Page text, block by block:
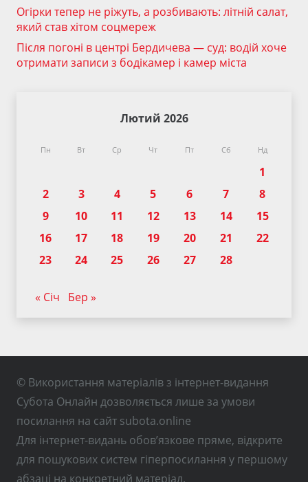
Огірки тепер не ріжуть, а розбивають: літній салат,
який став хітом соцмереж
Після погоні в центрі Бердичева — суд: водій хоче
отримати записи з бодікамер і камер міста
Лютий 2026
Пн Вт Ср Чт Пт Сб Нд
1
2
3 4 5 6 7
8
9
10 11 12 13 14
15
16
17 18 19 20 21
22
23
24 25 26 27 28
« Січ Бер »
© Використання матеріалів з інтернет-видання
Субота Онлайн дозволяється лише за умови
посилання на сайт subota.online
Для інтернет-видань обов’язкове пряме, відкрите
для пошукових систем гіперпосилання у першому
абзаці на конкретний матеріал.